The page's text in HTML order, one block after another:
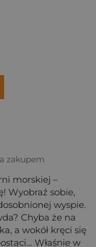
ocena:
ocena: Wybitna 9/
Rewelacyjna 8/
dobra 7/10"
6/10"
5/10"
zakupem
morskiej –
Wyobraź sobie,
wyspie.
Chyba że na
a wokół kręci się
Właśnie w